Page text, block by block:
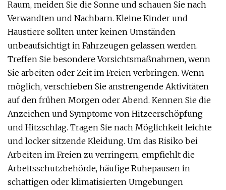
Raum, meiden Sie die Sonne und schauen Sie nach
Verwandten und Nachbarn. Kleine Kinder und
Haustiere sollten unter keinen Umständen
unbeaufsichtigt in Fahrzeugen gelassen werden.
Treffen Sie besondere Vorsichtsmaßnahmen, wenn
Sie arbeiten oder Zeit im Freien verbringen. Wenn
möglich, verschieben Sie anstrengende Aktivitäten
auf den frühen Morgen oder Abend. Kennen Sie die
Anzeichen und Symptome von Hitzeerschöpfung
und Hitzschlag. Tragen Sie nach Möglichkeit leichte
und locker sitzende Kleidung. Um das Risiko bei
Arbeiten im Freien zu verringern, empfiehlt die
Arbeitsschutzbehörde, häufige Ruhepausen in
schattigen oder klimatisierten Umgebungen